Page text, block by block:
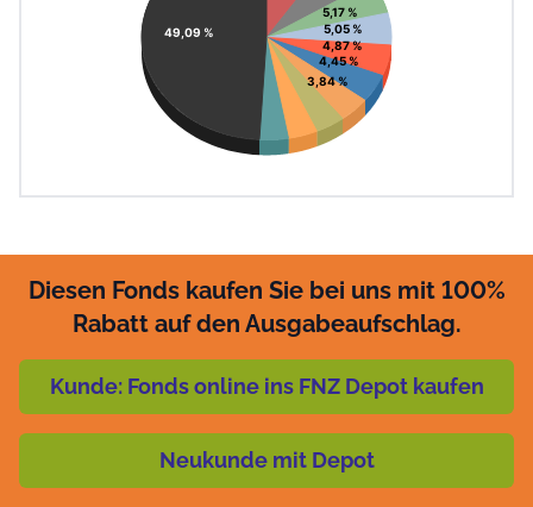
5,17 %
5,05 %
4,87 %
4,45 %
3,84 %
49,09 %
Diesen Fonds kaufen Sie bei uns mit 100%
Rabatt auf den Ausgabeaufschlag.
Kunde: Fonds online ins FNZ Depot kaufen
Neukunde mit Depot